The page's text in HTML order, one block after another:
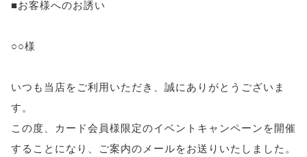
■お客様へのお誘い
○○様
いつも当店をご利用いただき、誠にありがとうございま
す。
この度、カード会員様限定のイベントキャンペーンを開催
することになり、ご案内のメールをお送りいたしました。